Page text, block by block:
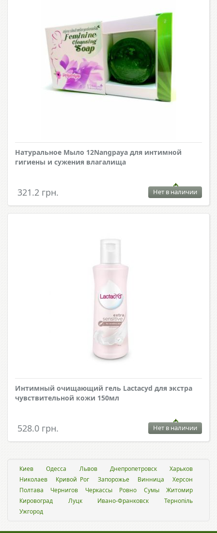
Натуральное Мыло 12Nangpaya для интимной
гигиены и сужения влагалища
321.2 грн. Нет в наличии
Интимный очищающий гель Lactacyd для экстра
чувствительной кожи 150мл
528.0 грн. Нет в наличии
Киев Одесса Львов Днепропетровск
Харьков
Николаев
Кривой Рог Запорожье Винница
Херсон
Полтава
Чернигов Черкассы Ровно Сумы
Житомир
Кировоград
Луцк Ивано-Франковск
Тернопіль
Ужгород